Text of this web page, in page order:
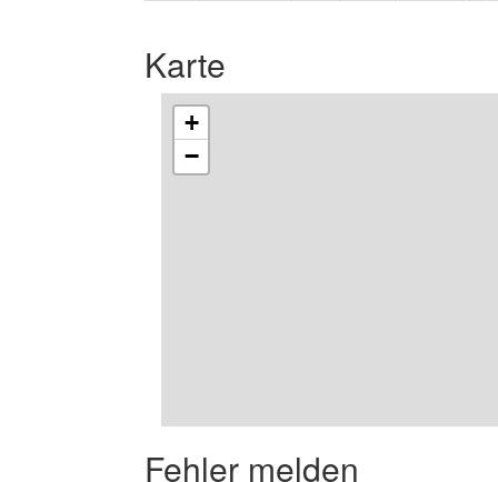
Karte
+
−
Fehler melden